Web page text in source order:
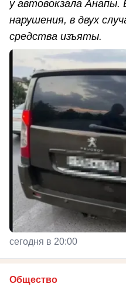
у автовокзала
нарушения, в двух
средства изъяты.
сегодня в 20:00
Общество